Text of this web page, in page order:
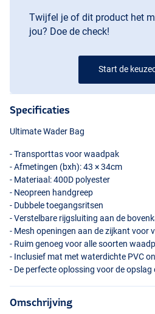
Twijfel je of dit product het
jou? Doe de check!
Start de
Specificaties
Ultimate Wader Bag
- Transporttas voor waadpak
- Afmetingen (bxh): 43 × 34cm
- Materiaal: 400D polyester
- Neopreen handgreep
- Dubbele toegangsritsen
- Verstelbare rijgsluiting aan de
- Mesh openingen aan de zijkant voor
- Ruim genoeg voor alle soorten
- Inclusief mat met waterdichte PVC
- De perfecte oplossing voor de
Omschrijving